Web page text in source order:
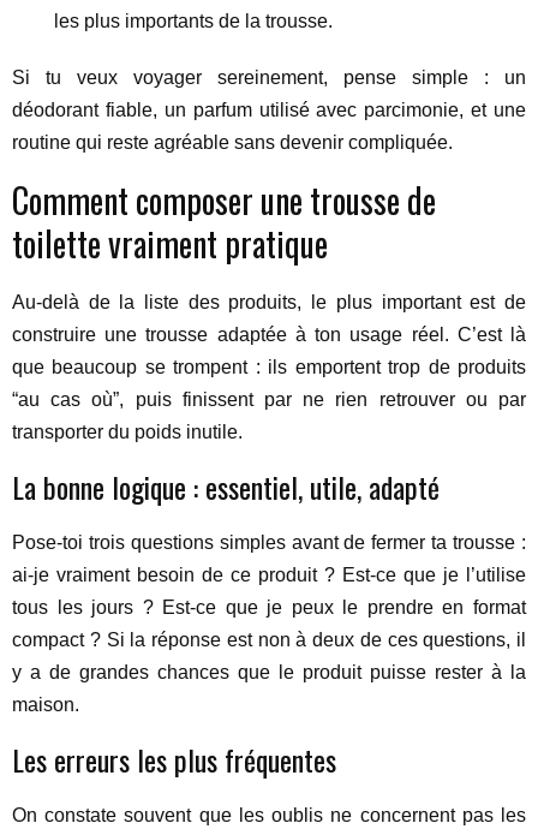
les plus importants de la trousse.
Si tu veux voyager sereinement, pense simple : un
déodorant fiable, un parfum utilisé avec parcimonie, et une
routine qui reste agréable sans devenir compliquée.
Comment composer une trousse de
toilette vraiment pratique
Au-delà de la liste des produits, le plus important est de
construire une trousse adaptée à ton usage réel. C’est là
que beaucoup se trompent : ils emportent trop de produits
“au cas où”, puis finissent par ne rien retrouver ou par
transporter du poids inutile.
La bonne logique : essentiel, utile, adapté
Pose-toi trois questions simples avant de fermer ta trousse :
ai-je vraiment besoin de ce produit ? Est-ce que je l’utilise
tous les jours ? Est-ce que je peux le prendre en format
compact ? Si la réponse est non à deux de ces questions, il
y a de grandes chances que le produit puisse rester à la
maison.
Les erreurs les plus fréquentes
On constate souvent que les oublis ne concernent pas les